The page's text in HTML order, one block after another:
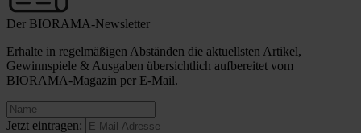
Der BIORAMA-Newsletter
Erhalte in regelmäßigen Abständen die aktuellsten Artikel,
Gewinnspiele & Ausgaben übersichtlich aufbereitet vom
BIORAMA-Magazin per E-Mail.
Jetzt eintragen: